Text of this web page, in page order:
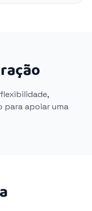
para apoiar uma